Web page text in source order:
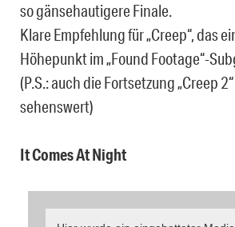
so gänsehautigere Finale.
Klare Empfehlung für „Creep“, das
Höhepunkt im „Found Footage“-
(P.S.: auch die Fortsetzung „Creep
sehenswert)
It Comes At Night